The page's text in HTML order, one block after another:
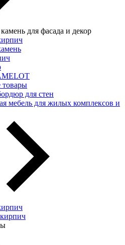
для фасада и декор
для стен
мебель для жилых комплексов и